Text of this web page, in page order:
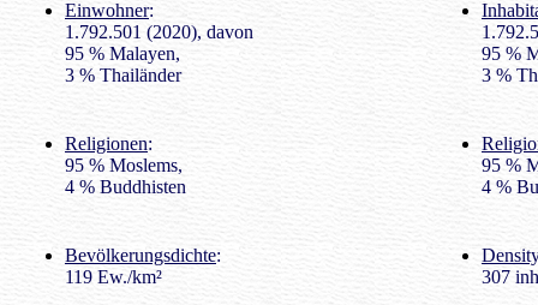
Einwohner:
1.792.501 (2020), davon
95 % Malayen,
3 % Thailänder
95 %
3 %
Religionen:
95 % Moslems,
4 % Buddhisten
95 %
4 %
Bevölkerungsdichte:
119 Ew./km²
307